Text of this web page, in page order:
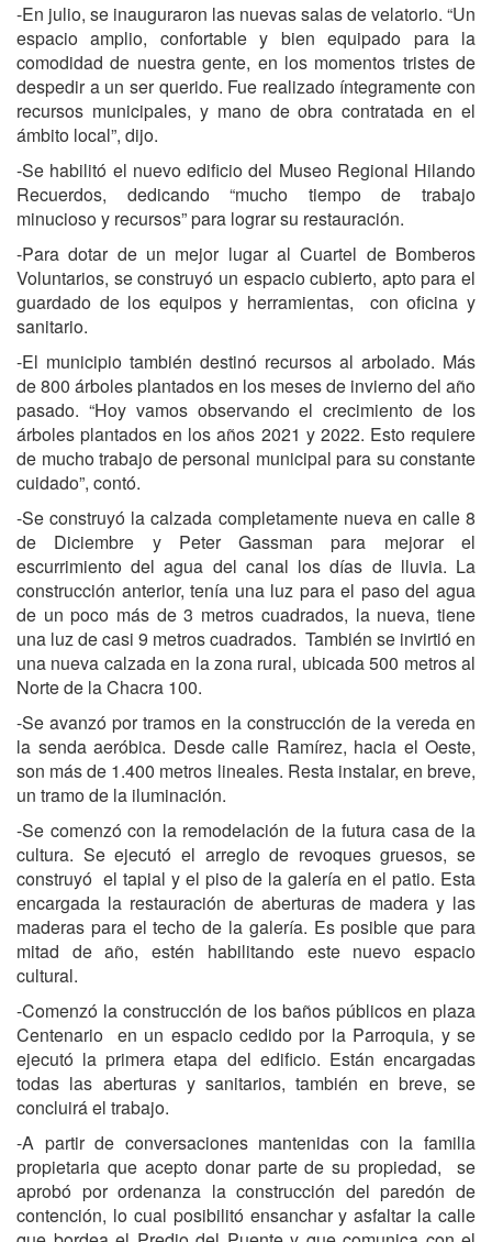
-En julio, se inauguraron las nuevas salas de velatorio. “Un
espacio amplio, confortable y bien equipado para la
comodidad de nuestra gente, en los momentos tristes de
despedir a un ser querido. Fue realizado íntegramente con
recursos municipales, y mano de obra contratada en el
ámbito local”, dijo.
-Se habilitó el nuevo edificio del Museo Regional Hilando
Recuerdos, dedicando “mucho tiempo de trabajo
minucioso y recursos” para lograr su restauración.
-Para dotar de un mejor lugar al Cuartel de Bomberos
Voluntarios, se construyó un espacio cubierto, apto para el
guardado de los equipos y herramientas, con oficina y
sanitario.
-El municipio también destinó recursos al arbolado. Más
de 800 árboles plantados en los meses de invierno del año
pasado. “Hoy vamos observando el crecimiento de los
árboles plantados en los años 2021 y 2022. Esto requiere
de mucho trabajo de personal municipal para su constante
cuidado”, contó.
-Se construyó la calzada completamente nueva en calle 8
de Diciembre y Peter Gassman para mejorar el
escurrimiento del agua del canal los días de lluvia. La
construcción anterior, tenía una luz para el paso del agua
de un poco más de 3 metros cuadrados, la nueva, tiene
una luz de casi 9 metros cuadrados. También se invirtió en
una nueva calzada en la zona rural, ubicada 500 metros al
Norte de la Chacra 100.
-Se avanzó por tramos en la construcción de la vereda en
la senda aeróbica. Desde calle Ramírez, hacia el Oeste,
son más de 1.400 metros lineales. Resta instalar, en breve,
un tramo de la iluminación.
-Se comenzó con la remodelación de la futura casa de la
cultura. Se ejecutó el arreglo de revoques gruesos, se
construyó el tapial y el piso de la galería en el patio. Esta
encargada la restauración de aberturas de madera y las
maderas para el techo de la galería. Es posible que para
mitad de año, estén habilitando este nuevo espacio
cultural.
-Comenzó la construcción de los baños públicos en plaza
Centenario en un espacio cedido por la Parroquia, y se
ejecutó la primera etapa del edificio. Están encargadas
todas las aberturas y sanitarios, también en breve, se
concluirá el trabajo.
-A partir de conversaciones mantenidas con la familia
propietaria que acepto donar parte de su propiedad, se
aprobó por ordenanza la construcción del paredón de
contención, lo cual posibilitó ensanchar y asfaltar la calle